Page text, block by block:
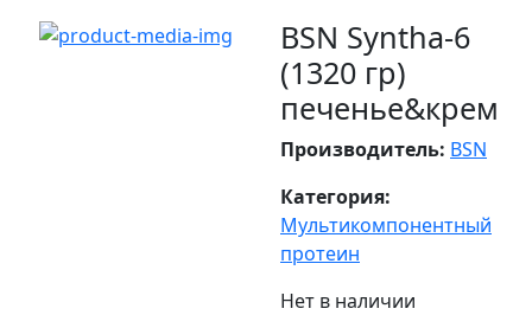
BSN Syntha-6
(1320 гр)
печенье&крем
Производитель: BSN
Категория:
Мультикомпонентный
протеин
Нет в наличии